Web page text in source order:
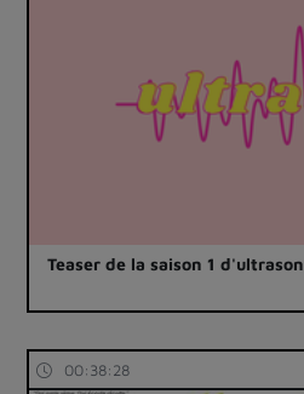
Teaser de la saison 1 d'ultrason
00:38:28